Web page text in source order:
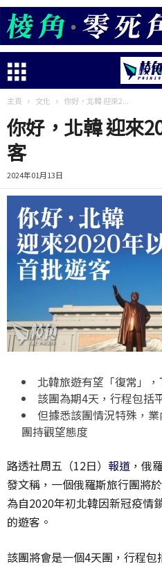
主頁 文化 你好，北韓 迎來2...
你好，北韓 迎來
客
2024年01月13日
北韓旅遊有望「復常」
該團為期4天，行程包括
但據悉該團情況特殊，
團持觀望態度
路透社周五（12日） 報道 ，俄
發文稱，一個俄羅斯旅行團將
為自2020年初北韓因新冠疫情
的遊客。
該團將會是一個4天團，行程